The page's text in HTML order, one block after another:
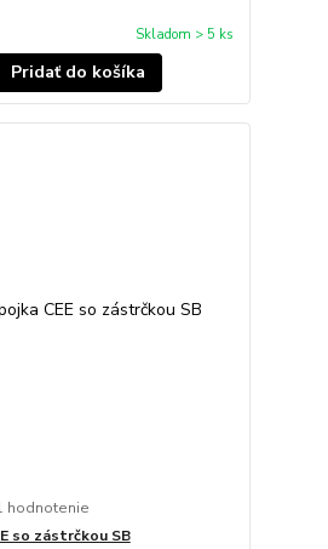
Skladom > 5 ks
Pridať do košíka
hodnotenie
so zástrčkou SB